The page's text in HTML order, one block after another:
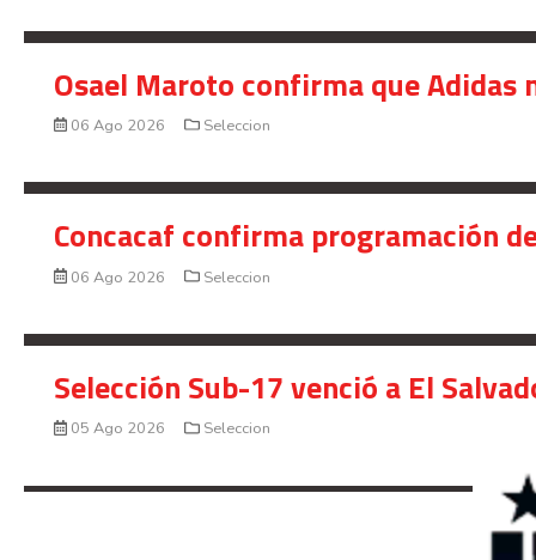
Osael Maroto confirma que Adidas
06 Ago 2026 Seleccion
Concacaf confirma programación
06 Ago 2026 Seleccion
Selección Sub-17 venció a El
05 Ago 2026 Seleccion